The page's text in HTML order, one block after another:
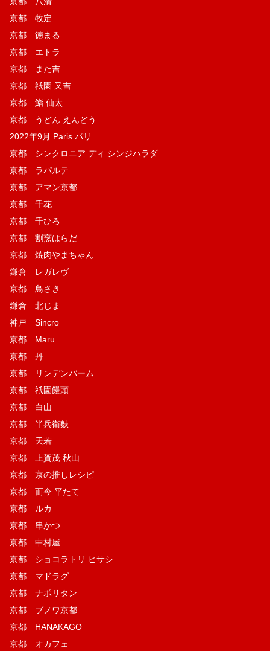
京都 牧定
京都 徳まる
京都 エトラ
京都 また吉
京都 祇園 又吉
京都 鮨 仙太
京都 うどん えんどう
2022年9月 Paris パリ
京都 シンクロニア ディ シンジハラダ
京都 ラパルテ
京都 アマン京都
京都 千花
京都 千ひろ
京都 割烹はらだ
京都 焼肉やまちゃん
鎌倉 レガレヴ
京都 鳥さき
鎌倉 北じま
神戸 Sincro
京都 Maru
京都 丹
京都 リンデンバーム
京都 祇園饅頭
京都 白山
京都 半兵衛麩
京都 天若
京都 上賀茂 秋山
京都 京の推しレシピ
京都 而今 平たて
京都 ルカ
京都 串かつ
京都 中村屋
京都 ショコラトリ ヒサシ
京都 マドラグ
京都 ナポリタン
京都 ブノワ京都
京都 HANAKAGO
京都 オカフェ